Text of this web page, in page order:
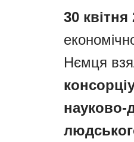
30
Нємця
науково-